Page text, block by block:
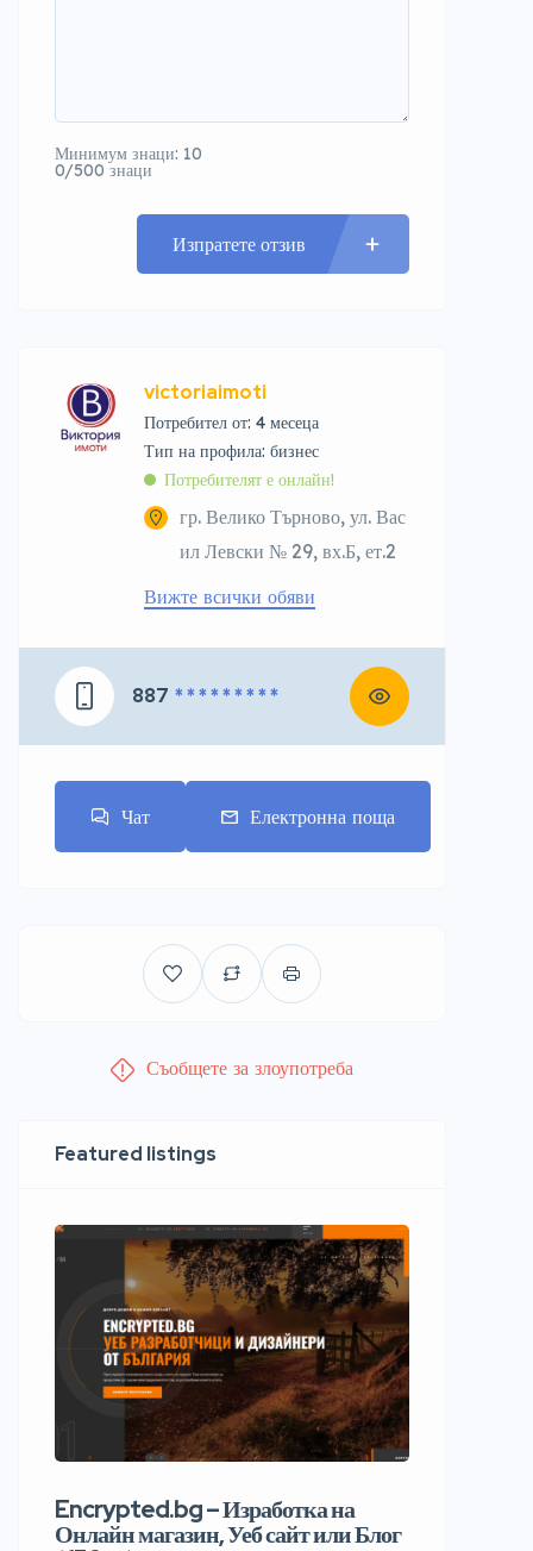
Минимум знаци: 10
0/500 знаци
Изпратете отзив
victoriaimoti
Потребител от: 4 месеца
тип на профила: бизнес
Потребителят е онлайн!
гр. Велико Търново, ул. Вас
ил Левски № 29, вх.Б, ет.2
Вижте всички обяви
887 * * * * * * * * *
Чат Електронна поща
Съобщете за злоупотреба
Featured listings
Encrypted.bg – Изработка на
Онлайн магазин, Уеб сайт или Блог